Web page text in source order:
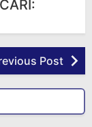
Post